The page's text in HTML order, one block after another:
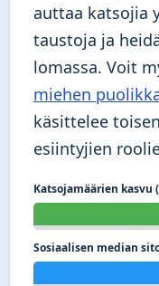
auttaa katsojia
taustoja ja
lomassa. Voit
miehen
käsittelee
esiintyjien
Katsojamäärien kasvu
Sosiaalisen median